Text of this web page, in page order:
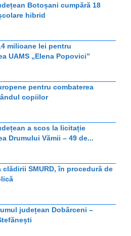
Botoșani cumpără 18
hibrid
milioane lei pentru
UAMS „Elena Popovici”
pentru combaterea
copiilor
a scos la licitație
Drumului Vămii – 49 de...
clădirii SMURD, în procedură de
județean Dobârceni –